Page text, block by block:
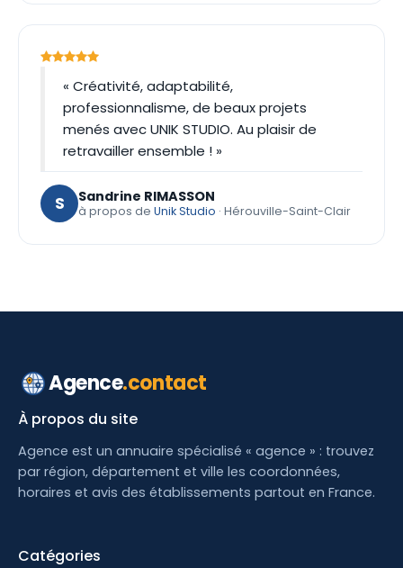
« Créativité, adaptabilité,
professionnalisme, de beaux projets
menés avec UNIK STUDIO. Au plaisir de
retravailler ensemble ! »
S Sandrine RIMASSON
à propos de Unik Studio · Hérouville-Saint-Clair
Agence.contact
À propos du site
Agence est un annuaire spécialisé « agence » : trouvez
par région, département et ville les coordonnées,
horaires et avis des établissements partout en France.
Catégories